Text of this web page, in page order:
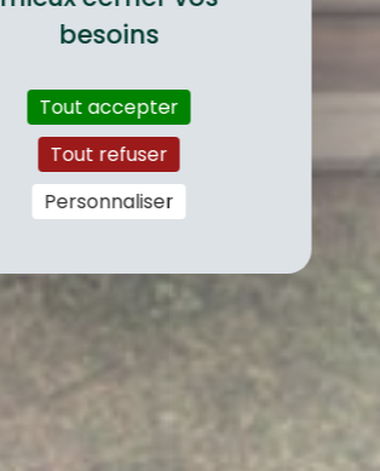
besoins
Tout accepter
Tout refuser
Personnaliser